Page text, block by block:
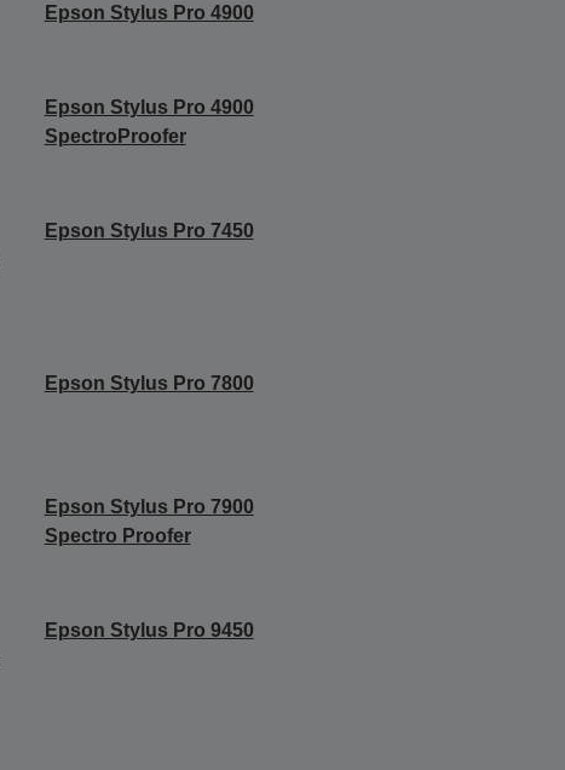
Epson Stylus Pro 4900
Epson Stylus Pro 4900
SpectroProofer
Epson Stylus Pro 7450
Epson Stylus Pro 7800
Epson Stylus Pro 7900
Spectro Proofer
Epson Stylus Pro 9450